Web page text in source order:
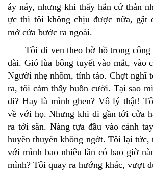
áy náy, nhưng khi thấy hắn cứ thản
ực thì tôi không chịu được nữa, gật
mở cửa bước ra ngoài.
Tôi đi ven theo bờ hồ trong công
dài. Gió lùa bông tuyết vào mắt, vào
Người nhẹ nhõm, tỉnh táo. Chợt nghĩ
ra, tôi cảm thấy buồn cười. Tại sao
đi? Hay là mình ghen? Vô lý thật!
về với họ. Nhưng khi đi gần tới cửa
ra tới sân. Nàng tựa đầu vào cánh
huyên thuyên không ngớt. Tôi lại
với mình bao nhiêu lần có bao giờ
mình? Tôi quay ra hướng khác, vượt